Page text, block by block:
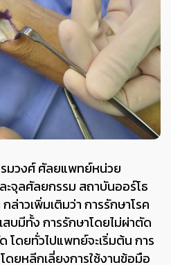
มวงศ์ ศัลยแพทย์หน่วย
จุลศัลยกรรม สถาบันออร์โธ
าวเพิ่มเติมว่า การรักษาโรค
บมีทั้ง การรักษาโดยไม่ผ่าตัด
โดยทั่วไปแพทย์จะเริ่มต้น การ
ยหลีกเลี่ยงการใช้งานข้อมือ